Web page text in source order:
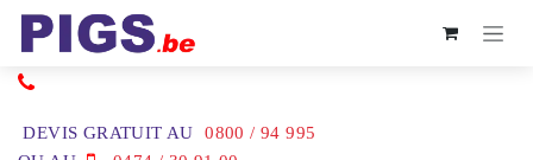
Se rendre au contenu
DEVIS GRATUIT AU
0800 / 94 995